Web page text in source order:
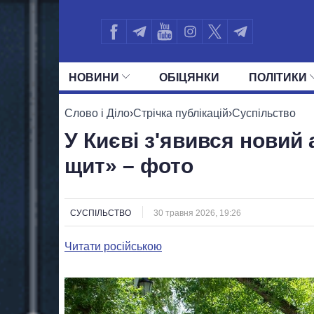
НОВИНИ ОБIЦЯНКИ ПОЛIТИКИ
УСІ ПОЛІТИКИ ПРЕЗИДЕНТ І ОФІС
Слово і Діло›Стрічка публікацій›Суспільство
У Києві з'явився новий
щит» – фото
СУСПІЛЬСТВО 30 травня 2026, 19:26
Читати російською